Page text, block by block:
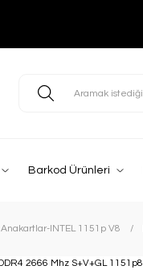
Barkod Ürünleri
Anakartlar-INTEL 1151p V8